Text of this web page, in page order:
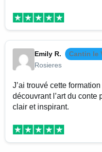
Emily R.
Cantin le
Rosieres
J’ai trouvé cette
découvrant l’art du conte
clair et inspirant.